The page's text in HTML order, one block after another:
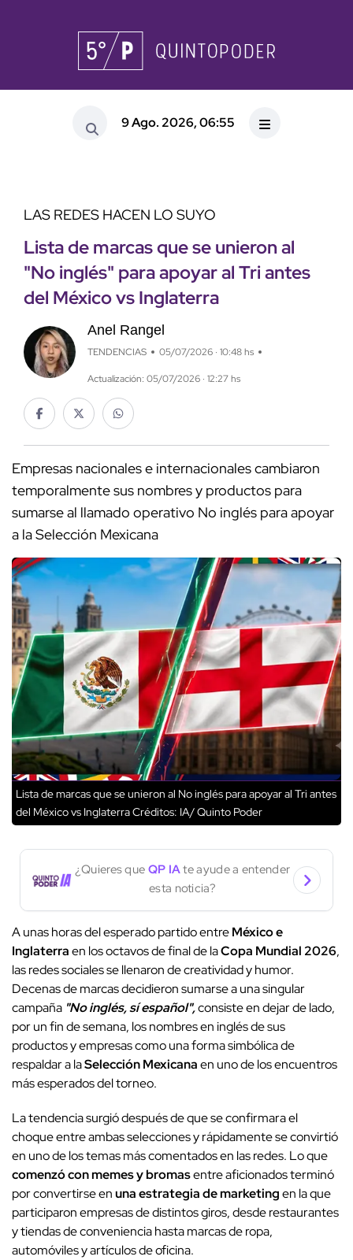
9 Ago. 2026, 06:55
LAS REDES HACEN LO SUYO
Lista de marcas que se unieron al
"No inglés" para apoyar al Tri antes
del México vs Inglaterra
Anel Rangel
TENDENCIAS 05/07/2026 · 10:48 hs
Actualización: 05/07/2026 · 12:27 hs
Empresas nacionales e internacionales cambiaron
temporalmente sus nombres y productos para
sumarse al llamado operativo No inglés para apoyar
a la Selección Mexicana
Lista de marcas que se unieron al No inglés para apoyar al Tri antes
del México vs InglaterraCréditos: IA/ Quinto Poder
¿Quieres que QP IAte ayude a entender
esta noticia?
A unas horas del esperado partido entreMéxico e
Inglaterraen los octavos de final de laCopa Mundial 2026,
las redes sociales se llenaron de creatividad y humor.
Decenas de marcas decidieron sumarse a una singular
campaña "No inglés, sí español",consiste en dejar de lado,
por un fin de semana, los nombres en inglés de sus
productos y empresas como una forma simbólica de
respaldar a laSelección Mexicanaen uno de los encuentros
más esperados del torneo.
La tendencia surgió después de que se confirmara el
choque entre ambas selecciones y rápidamente se convirtió
en uno de los temas más comentados en las redes. Lo que
comenzó con memes y bromasentre aficionados terminó
por convertirse enuna estrategia de marketingen la que
participaron empresas de distintos giros, desde restaurantes
y tiendas de conveniencia hasta marcas de ropa,
automóviles y artículos de oficina.